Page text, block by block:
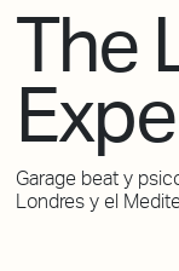
The
Garage beat y
Londres y el